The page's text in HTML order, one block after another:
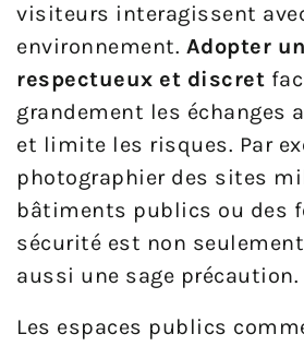
visiteurs interagissent
environnement. Adopter
respectueux et discret
grandement les échanges
et limite les risques. Par
photographier des sites
bâtiments publics ou des
sécurité est non
aussi une sage précaution.
Les espaces publics